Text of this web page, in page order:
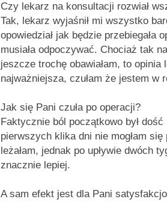
Czy lekarz na konsultacji rozwiał
Tak, lekarz wyjaśnił mi wszystko
opowiedział jak będzie przebiegała
musiała odpoczywać. Chociaż tak
jeszcze trochę obawiałam, to opinia
najważniejsza, czułam że jestem w
Jak się Pani czuła po operacji?
Faktycznie ból początkowo był
pierwszych klika dni nie mogłam się
leżałam, jednak po upływie dwóch
znacznie lepiej.
A sam efekt jest dla Pani